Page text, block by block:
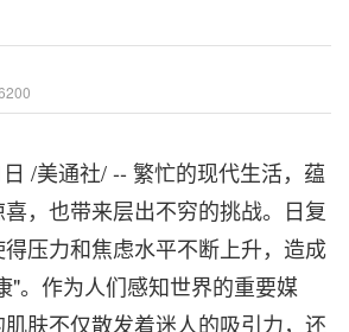
/美通社/ -- 繁忙的现代生活，蕴
，也带来层出不穷的挑战。日复
压力和焦虑水平不断上升，造成
"。作为人们感知世界的重要媒
肤不仅散发着迷人的吸引力，还